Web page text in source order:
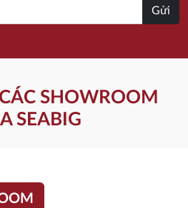
Gửi
SHOWROOM
SEABIG